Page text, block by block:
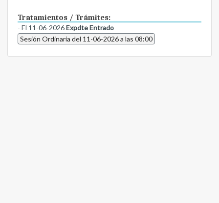
Tratamientos / Trámites:
- El 11-06-2026Expdte Entrado
Sesión Ordinaria del 11-06-2026 a las 08:00